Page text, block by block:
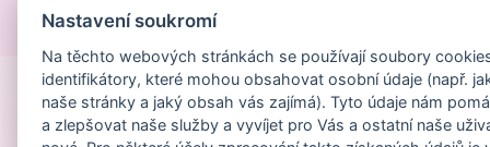
Nastavení soukromí
Na těchto webových stránkách se používají soubory
identifikátory, které mohou obsahovat osobní údaje (např.
naše stránky a jaký obsah vás zajímá). Tyto údaje nám
a zlepšovat naše služby a vyvíjet pro Vás a ostatní naše